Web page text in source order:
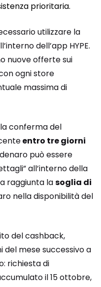
prioritaria.
utilizzare la
dell’app HYPE.
nuove offerte sui
ogni store
massima di
conferma del
entro tre giorni
può essere
all’interno della
raggiunta lasoglia di
nella disponibilità del
del cashback,
del mese successivo a
richiesta di
il 15 ottobre,